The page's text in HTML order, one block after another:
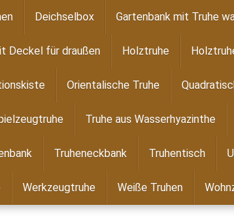
Deichselbox Gartenbank mit Truhe
Deckel für draußen Holztruhe
Orientalische Truhe
Truhe aus Wasserhyazinthe
Truheneckbank Truhentisch
Werkzeugtruhe Weiße Truhen